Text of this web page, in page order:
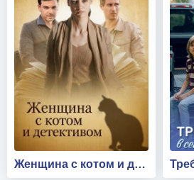
Женщина с котом и детективом | Все сезоны